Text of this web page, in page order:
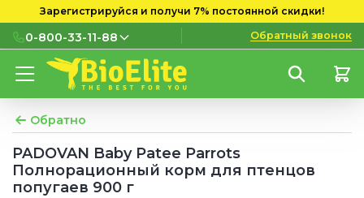
Зарегистрируйся и получи 7% постоянной скидки!
0-800-33-11-88
0-800-33-11-88
мобильных номеров
(097) 133 11 88
(095) 133 11 88
Обратный звонок
Обратно
PADOVAN Baby Patee Parrots
Полнорационный корм для птенцов
попугаев 900 г